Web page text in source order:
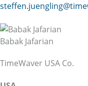
steffen.juengling@
Babak Jafarian
TimeWaver USA Co.